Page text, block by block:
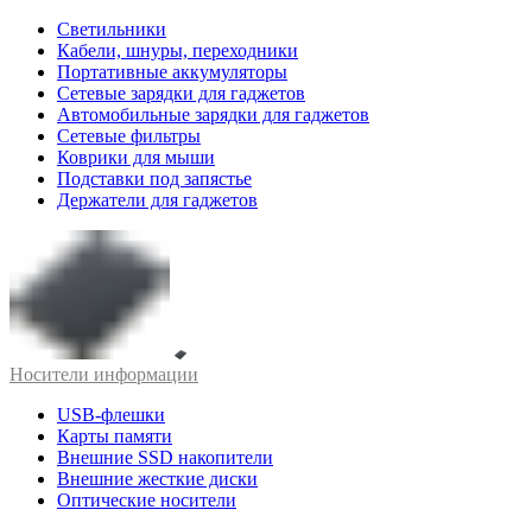
Светильники
Кабели, шнуры, переходники
Портативные аккумуляторы
Сетевые зарядки для гаджетов
Автомобильные зарядки для гаджетов
Сетевые фильтры
Коврики для мыши
Подставки под запястье
Держатели для гаджетов
Носители информации
USB-флешки
Карты памяти
Внешние SSD накопители
Внешние жесткие диски
Оптические носители